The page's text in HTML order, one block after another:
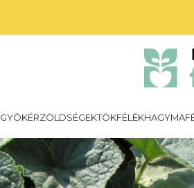
GYÖKÉRZÖLDSÉGEKTÖKFÉLÉK